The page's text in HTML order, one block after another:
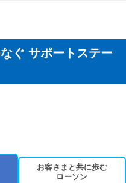
ぐ サポートステー
お客さまと共に歩む
ローソン